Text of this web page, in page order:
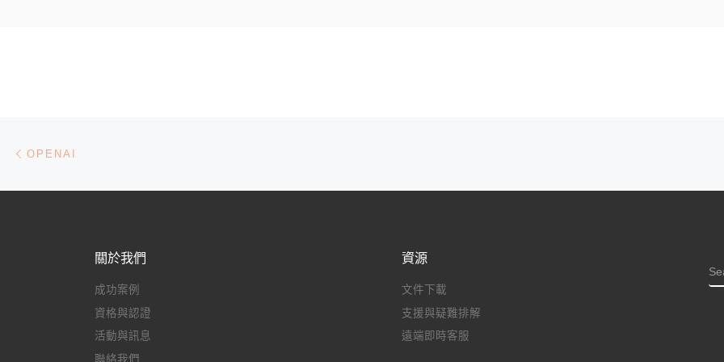
文章導航
OPENAI
關於我們
成功案例
資格與認證
活動與訊息
聯絡我們
資源
文件下載
支援與疑難排解
遠端即時客服